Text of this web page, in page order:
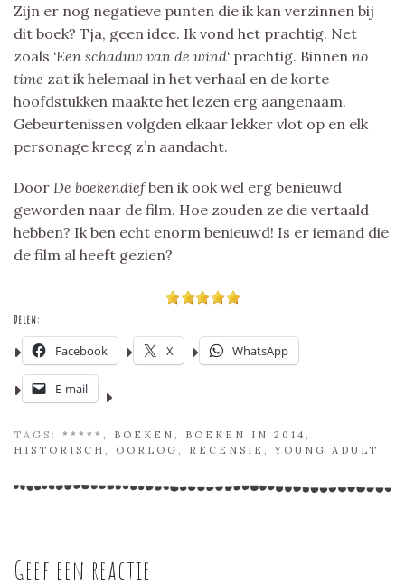
Zijn er nog negatieve punten die ik kan verzinnen bij
dit boek? Tja, geen idee. Ik vond het prachtig. Net
zoals ‘Een schaduw van de wind‘ prachtig. Binnen no
time zat ik helemaal in het verhaal en de korte
hoofdstukken maakte het lezen erg aangenaam.
Gebeurtenissen volgden elkaar lekker vlot op en elk
personage kreeg z’n aandacht.
Door De boekendiefben ik ook wel erg benieuwd
geworden naar de film. Hoe zouden ze die vertaald
hebben? Ik ben echt enorm benieuwd! Is er iemand die
de film al heeft gezien?
Delen:
Facebook X WhatsApp
E-mail
TAGS: ***** BOEKEN BOEKEN IN 2014
HISTORISCH
OORLOG RECENSIE ,YOUNG ADULT
Geef een reactie